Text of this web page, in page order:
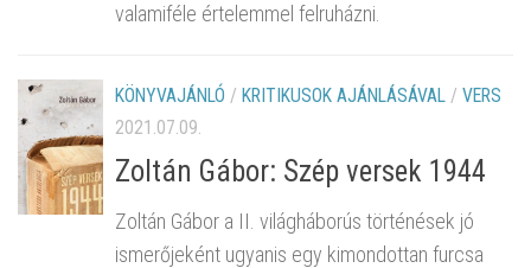
valamiféle értelemmel felruházni.
KÖNYVAJÁNLÓ / KRITIKUSOK AJÁNLÁSÁVAL / VERS
2021.07.09.
Zoltán Gábor: Szép versek 1944
Zoltán Gábor a II. világháborús történések jó
ismerőjeként ugyanis egy kimondottan furcsa